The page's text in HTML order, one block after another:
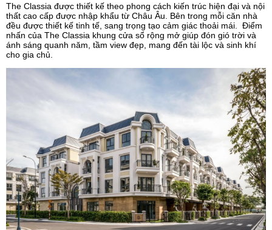
The Classia được thiết kế theo phong cách kiến trúc hiện đại và nội
thất cao cấp được nhập khẩu từ Châu Âu. Bên trong mỗi căn nhà
đều được thiết kế tinh tế, sang trọng tạo cảm giác thoải mái. Điểm
nhấn của The Classia khung cửa sổ rộng mở giúp đón gió trời và
ánh sáng quanh năm, tầm view đẹp, mang đến tài lộc và sinh khí
cho gia chủ.